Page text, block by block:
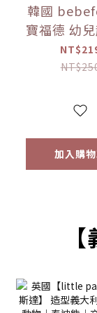
韓國
寶福德 幼兒起司優
格豆豆 原
(16g) 【優
加入購